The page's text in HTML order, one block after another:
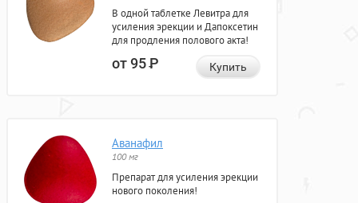
В одной таблетке Левитра для
усиления эрекции и Дапоксетин
для продления полового акта!
от 95Р Купить
Аванафил
100 мг
Препарат для усиления эрекции
нового поколения!